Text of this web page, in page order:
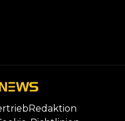
Redaktion